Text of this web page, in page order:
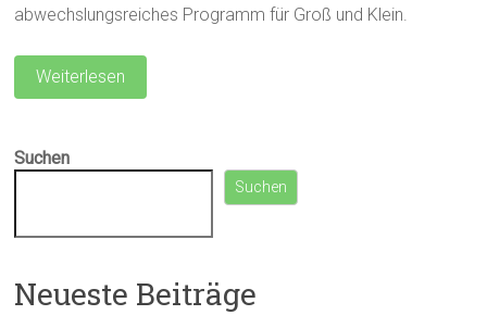
abwechslungsreiches Programm für Groß und Klein.
Weiterlesen
Suchen
Suchen
Neueste Beiträge